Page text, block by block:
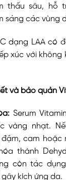
thấu sâu, hỗ
sáng các vùng
dạng LAA có
xúc với không
và bảo quản
Serum
vàng nhạt.
cam hoặc
thành
còn tác
kích ứng da.